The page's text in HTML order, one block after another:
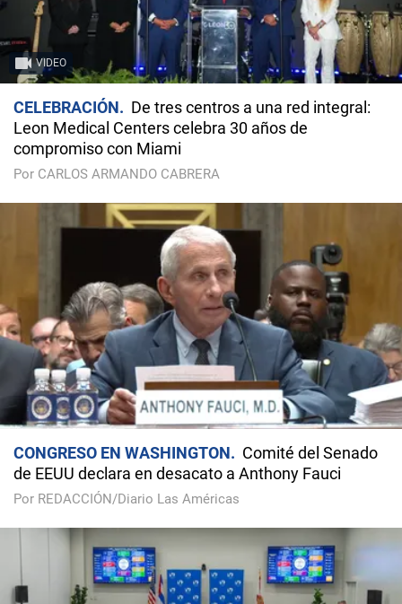
VIDEO
CELEBRACIÓN
De tres centros a una red integral:
Leon Medical Centers celebra 30 años de
compromiso con Miami
Por CARLOS ARMANDO CABRERA
CONGRESO EN WASHINGTON
Comité del Senado
de EEUU declara en desacato a Anthony Fauci
Por REDACCIÓN/Diario Las Américas